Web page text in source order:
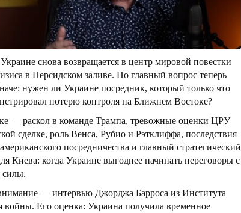
снова возвращается в центр мировой повестки
в Персидском заливе. Но главный вопрос теперь
нужен ли Украине посредник, который только что
потерю контроля на Ближнем Востоке?
— раскол в команде Трампа, тревожные оценки ЦРУ
сделке, роль Венса, Рубио и Рэтклиффа, последствия
посредничества и главный стратегический
Киева: когда Украине выгоднее начинать переговоры с
силы.
— интервью Джорджа Барроса из Института
войны. Его оценка: Украина получила временное